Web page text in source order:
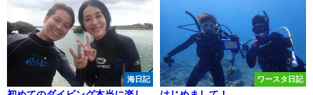
海日記 ワースタ日記